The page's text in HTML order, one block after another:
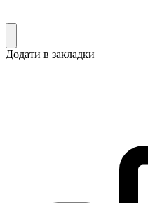
Додати в закладки